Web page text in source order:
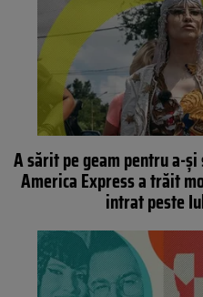
A sărit pe geam pentru a-
America Express a trăit
intrat peste